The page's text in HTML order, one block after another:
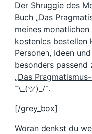
Der Shruggie des
Buch „Das
meines
kostenlos bestellen
Personen, Ideen
besonders passend
„Das
¯\_(ツ)_/¯.
[/grey_box]
Woran denkst du